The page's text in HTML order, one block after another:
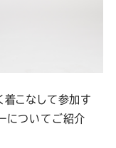
着こなして参加す
についてご紹介